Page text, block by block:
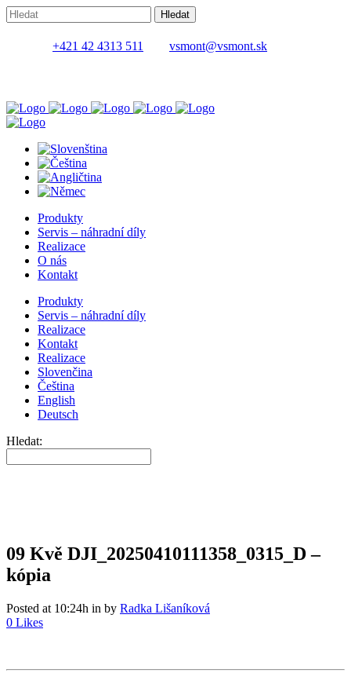
+421 42 4313 511 vsmont@vsmont.sk
Produkty
Servis – náhradní díly
Realizace
O nás
Kontakt
Produkty
Servis – náhradní díly
Realizace
Kontakt
Realizace
Slovenčina
Čeština
English
Deutsch
Hledat:
09 Kvě DJI_20250410111358_0315_D –
kópia
Posted at 10:24h in by Radka Lišaníková
0 Likes